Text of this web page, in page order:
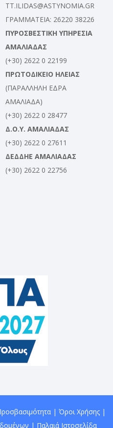
TT.ILIDAS@ASTYNOMIA.GR
ΓΡΑΜΜΑΤΕΙΑ: 26220 38226
ΠΥΡΟΣΒΕΣΤΙΚΗ ΥΠΗΡΕΣΙΑ
ΑΜΑΛΙΑΔΑΣ
(+30) 2622 0 22199
ΠΡΩΤΟΔΙΚΕΙΟ ΗΛΕΙΑΣ
(ΠΑΡΑΛΛΗΛΗ ΕΔΡΑ
ΑΜΑΛΙΑΔΑ)
(+30) 2622 0 28477
Δ.Ο.Υ. ΑΜΑΛΙΑΔΑΣ
(+30) 2622 0 27611
ΔΕΔΔΗΕ ΑΜΑΛΙΑΔΑΣ
(+30) 2622 0 22756
| Όροι Χρήσης|
| Παλαιά Ιστοσελίδα